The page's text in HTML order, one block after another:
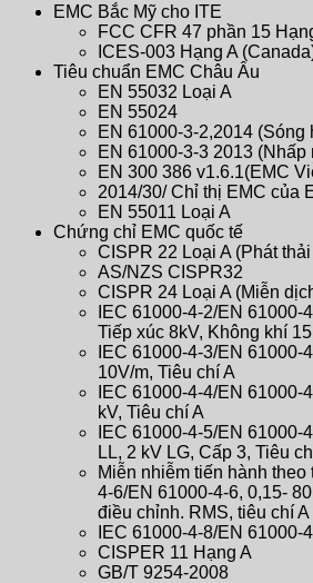
EMC Bắc Mỹ cho ITE
FCC CFR 47 phần 15
ICES-003 Hạng A
Tiêu chuẩn EMC Châu Âu
EN 55032 Loại A
EN 55024
EN 61000-3-2,2014 (Sóng
EN 61000-3-3 2013 (Nhấp
EN 300 386 v1.6.1(EMC
2014/30/ Chỉ thị EMC của
EN 55011 Loại A
Chứng chỉ EMC quốc tế
CISPR 22 Loại A (Phát
AS/NZS CISPR32
CISPR 24 Loại A (Miễn
IEC 61000-4-2/EN 61000-
Tiếp xúc 8kV, Không khí
IEC 61000-4-3/EN
10V/m, Tiêu chí A
IEC 61000-4-4/EN 61000-
kV, Tiêu chí A
IEC 61000-4-5/EN 61000-
LL, 2 kV LG, Cấp 3, Tiêu
Miễn nhiễm tiến hành
4-6/EN 61000-4-6, 0,15-
điều chỉnh. RMS, tiêu chí A
IEC 61000-4-8/EN 61000-
CISPER 11 Hạng A
GB/T 9254-2008